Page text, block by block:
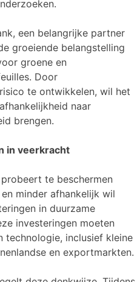
een belangrijke partner
groeiende belangstelling
groene en
Door
te ontwikkelen, wil het
naar
brengen.
in veerkracht
te beschermen
minder afhankelijk wil
in duurzame
investeringen moeten
technologie, inclusief kleine
en exportmarkten.